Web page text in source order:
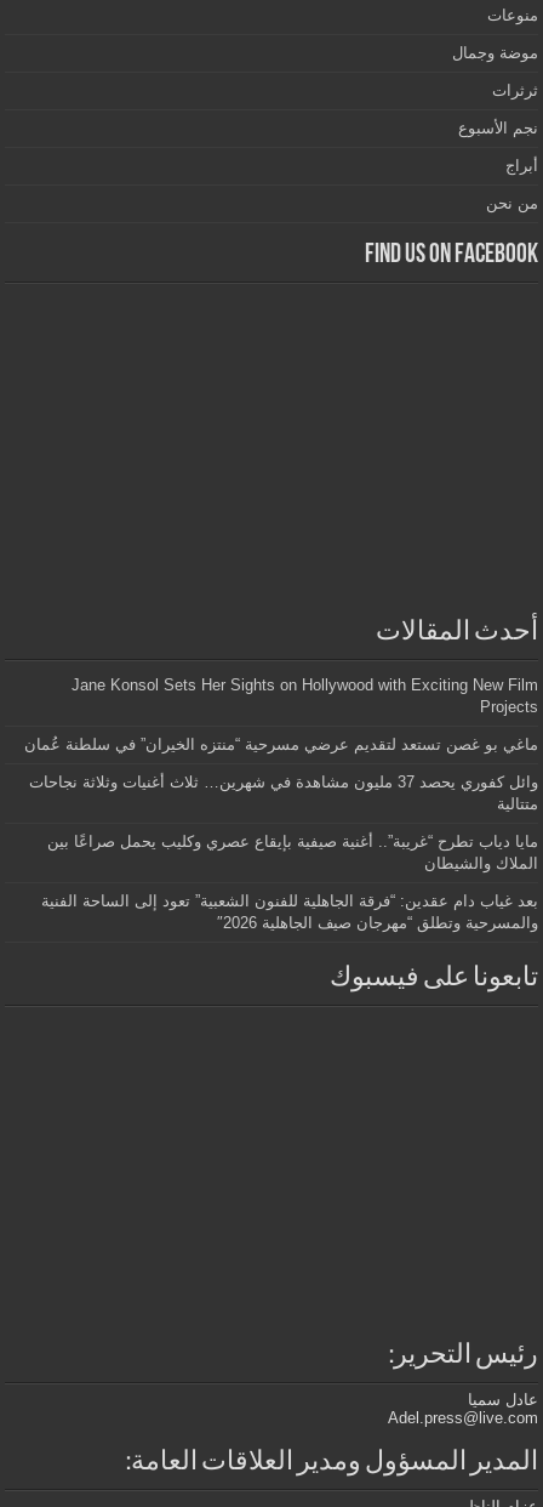
منوعات
موضة وجمال
ثرثرات
نجم الأسبوع
أبراج
من نحن
Find us on Facebook
أحدث المقالات
Jane Konsol Sets Her Sights on Hollywood with Exciting New Film
Projects
ماغي بو غصن تستعد لتقديم عرضي مسرحية “منتزه الخيران” في سلطنة عُمان
وائل كفوري يحصد 37 مليون مشاهدة في شهرين… ثلاث أغنيات وثلاثة نجاحات
متتالية
مايا دياب تطرح “غريبة”.. أغنية صيفية بإيقاع عصري وكليب يحمل صراعًا بين
الملاك والشيطان
بعد غياب دام عقدين: “فرقة الجاهلية للفنون الشعبية” تعود إلى الساحة الفنية
والمسرحية وتطلق “مهرجان صيف الجاهلية 2026″
تابعونا على فيسبوك
رئيس التحرير:
عادل سميا
Adel.press@live.com
المدير المسؤول ومدير العلاقات العامة: